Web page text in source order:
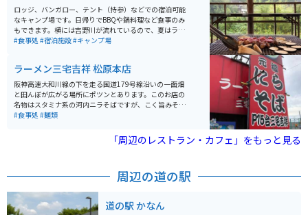
ロッジ、バンガロー、テント（持参）などでの宿泊可能
なキャンプ場です。日帰りでBBQや鍋料理など食事のみ
もできます。横には吉野川が流れているので、夏はライ
フジャケットをレンタルし泳ぐこともできます。最近、
#食事処 #宿泊施設#キャンプ場
ラーメン三宅吉祥 松原本店
阪神高速大和川線の下を走る国道179号線沿いの一面畑
と田んぼが広がる場所にポツンとあります。このお店の
名物はスタミナ系の河内ニラそばですが、こく旨みそラ
ーメンも美味しいです。卓上に置いてあるニラみそとキ
のちぢれ麺、コクとニンニク風味が効いた濃いめのスー
#食事処 #麺類
「周辺のレストラン・カフェ」をもっと見る
周辺の道の駅
道の駅 かなん